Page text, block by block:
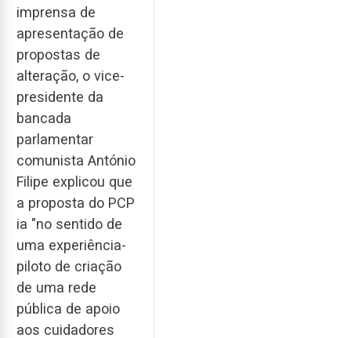
imprensa de
apresentação de
propostas de
alteração, o vice-
presidente da
bancada
parlamentar
comunista António
Filipe explicou que
a proposta do PCP
ia "no sentido de
uma experiência-
piloto de criação
de uma rede
pública de apoio
aos cuidadores